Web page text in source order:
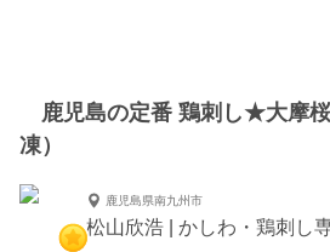
鹿児島の定番 鶏刺し★大摩
凍）
鹿児島県南九州市
松山欣浩 | かしわ・鶏刺し